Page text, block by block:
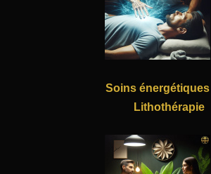
Soins énergétiques
Lithothérapie